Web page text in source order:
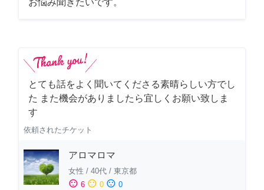
お悩み聞きたいです。
とても話をよく聞いてくださる素晴らしい方でし
た また機会がありましたら宜しくお願い致しま
す
依頼されたチケット
アロマロマ
女性 / 40代 / 東京都
sentiment_satisfied 6 sentiment_neutral 0 sentiment_dissatisfied 0